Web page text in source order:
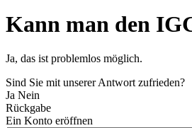
Kann man den
Ja, das ist problemlos möglich.
Sind Sie mit unserer Antwort zufrieden?
Ja Nein
Rückgabe
Ein Konto eröffnen